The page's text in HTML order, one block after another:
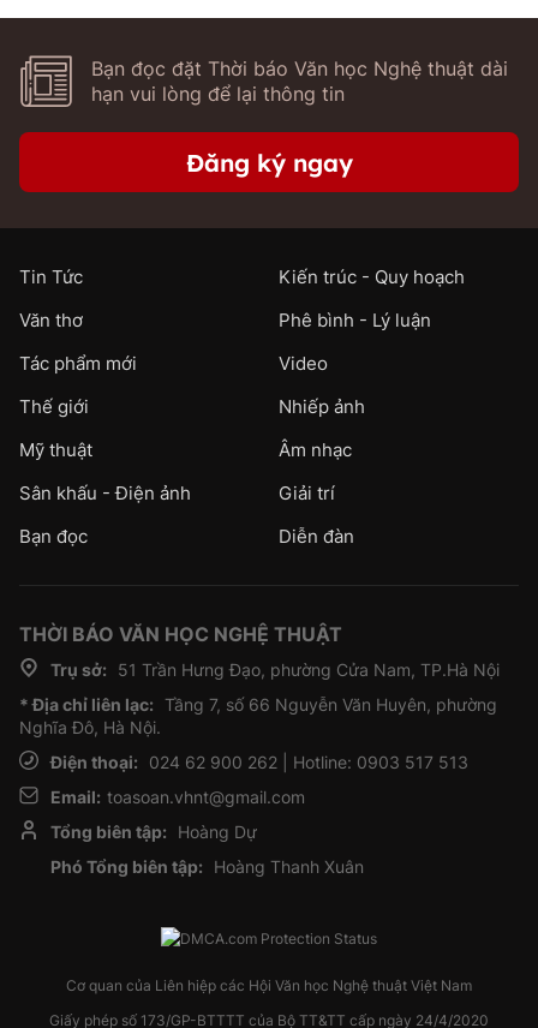
Bạn đọc đặt Thời báo Văn học Nghệ thuật dài
hạn vui lòng để lại thông tin
Đăng ký ngay
Tin Tức
Kiến trúc - Quy hoạch
Văn thơ
Phê bình - Lý luận
Tác phẩm mới
Video
Thế giới
Nhiếp ảnh
Mỹ thuật
Âm nhạc
Sân khấu - Điện ảnh
Giải trí
Bạn đọc
Diễn đàn
THỜI BÁO VĂN HỌC NGHỆ THUẬT
Trụ sở:
51 Trần Hưng Đạo, phường Cửa Nam, TP.Hà Nội
* Địa chỉ liên lạc: Tầng 7, số 66 Nguyễn Văn Huyên, phường
Nghĩa Đô, Hà Nội.
Điện thoại:
024 62 900 262 | Hotline: 0903 517 513
Email: toasoan.vhnt@gmail.com
Tổng biên tập:
Hoàng Dự
Phó Tổng biên tập:
Hoàng Thanh Xuân
Cơ quan của Liên hiệp các Hội Văn học Nghệ thuật Việt Nam
Giấy phép số 173/GP-BTTTT của Bộ TT&TT cấp ngày 24/4/2020